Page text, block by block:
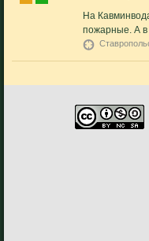
На
пожарные. А в